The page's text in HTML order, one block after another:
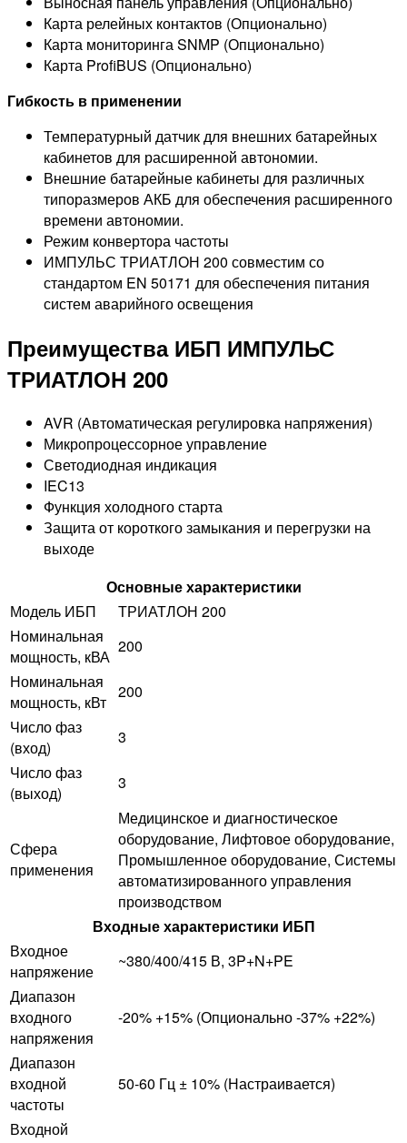
Карта релейных контактов (Опционально)
Карта мониторинга SNMP (Опционально)
Карта ProfiBUS (Опционально)
Гибкость в применении
Температурный датчик для внешних батарейных
кабинетов для расширенной автономии.
Внешние батарейные кабинеты для различных
типоразмеров АКБ для обеспечения расширенного
времени автономии.
Режим конвертора частоты
ИМПУЛЬС ТРИАТЛОН 200 совместим со
стандартом EN 50171 для обеспечения питания
систем аварийного освещения
Преимущества ИБП ИМПУЛЬС
ТРИАТЛОН 200
AVR (Автоматическая регулировка напряжения)
Микропроцессорное управление
Светодиодная индикация
IEC13
Функция холодного старта
Защита от короткого замыкания и перегрузки на
выходе
Основные характеристики
Модель ИБП
ТРИАТЛОН 200
Номинальная
мощность, кВА
200
Номинальная
мощность, кВт
200
Число фаз
(вход)
3
Число фаз
(выход)
3
Сфера
применения
Медицинское и диагностическое
оборудование, Лифтовое оборудование,
Промышленное оборудование, Системы
автоматизированного управления
производством
Входные характеристики ИБП
Входное
напряжение
~380/400/415 В, 3P+N+PE
Диапазон
входного
напряжения
-20% +15% (Опционально -37% +22%)
Диапазон
входной
частоты
50-60 Гц ± 10% (Настраивается)
Входной